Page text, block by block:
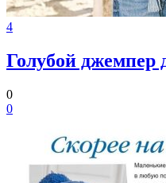
4
Голубой джемпер
0
0